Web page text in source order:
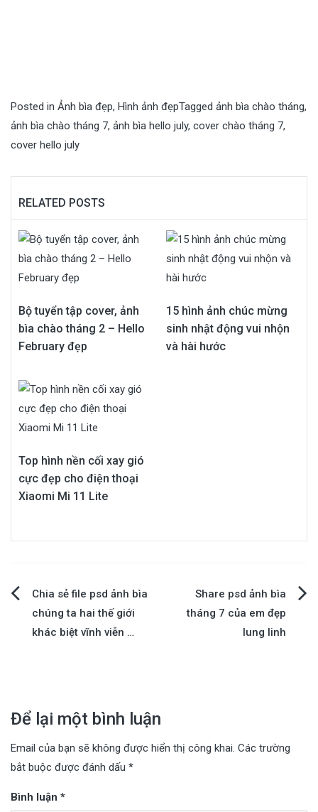
Posted in Ảnh bìa đẹp, Hình ảnh đẹpTagged ảnh bìa chào tháng,
ảnh bìa chào tháng 7, ảnh bìa hello july, cover chào tháng 7,
cover hello july
RELATED POSTS
Bộ tuyển tập cover, ảnh
bìa chào tháng 2 – Hello
February đẹp
15 hình ảnh chúc mừng
sinh nhật động vui nhộn
và hài hước
Top hình nền cối xay gió
cực đẹp cho điện thoại
Xiaomi Mi 11 Lite
Điều
hướng
Chia sẻ file psd ảnh bìa
chúng ta hai thế giới
khác biệt vĩnh viễn …
Share psd ảnh bìa
tháng 7 của em đẹp
lung linh
Để lại một bình luận
Email của bạn sẽ không được hiển thị công khai. Các trường
bắt buộc được đánh dấu *
Bình luận *